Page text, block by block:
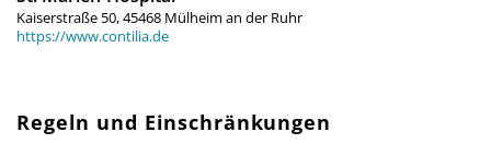
Kaiserstraße 50, 45468 Mülheim an der Ruhr
https://www.contilia.de
Regeln und Einschränkungen